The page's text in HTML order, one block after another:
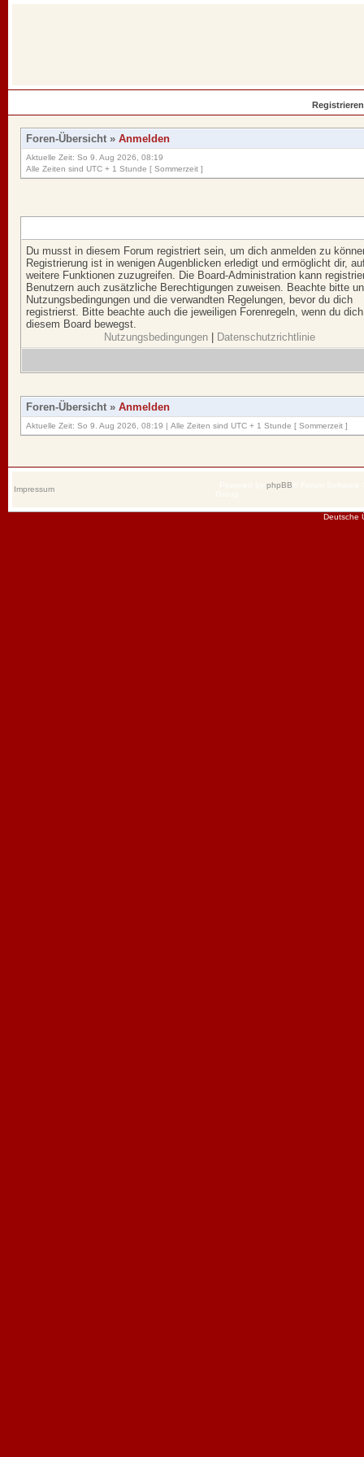
Registrieren
Foren-Übersicht » Anmelden
Aktuelle Zeit: So 9. Aug 2026, 08:19
Alle Zeiten sind UTC + 1 Stunde [ Sommerzeit ]
Du musst in diesem Forum registriert sein, um dich anmelden zu
Registrierung ist in wenigen Augenblicken erledigt und ermöglicht dir,
weitere Funktionen zuzugreifen. Die Board-Administration kann
Benutzern auch zusätzliche Berechtigungen zuweisen. Beachte bitte
Nutzungsbedingungen und die verwandten Regelungen, bevor du dich
registrierst. Bitte beachte auch die jeweiligen Forenregeln, wenn du
diesem Board bewegst.
Nutzungsbedingungen
Datenschutzrichtlinie
Foren-Übersicht » Anmelden
Aktuelle Zeit: So 9. Aug 2026, 08:19 | Alle Zeiten sind UTC + 1 Stunde [ Sommerzeit ]
Impressum phpBB
Deutsche